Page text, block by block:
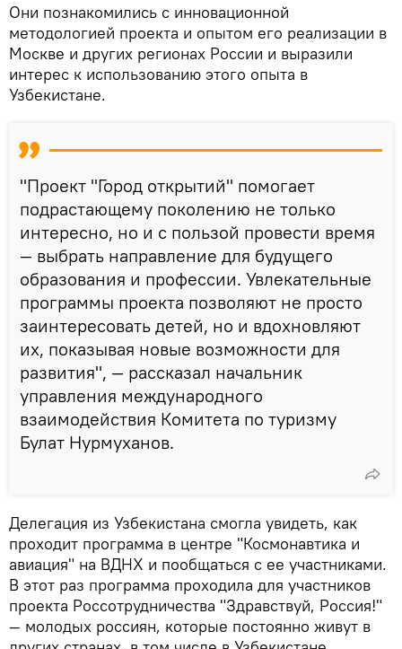
Они познакомились с инновационной
методологией проекта и опытом его реализации в
Москве и других регионах России и выразили
интерес к использованию этого опыта в
Узбекистане.
"Проект "Город открытий" помогает
подрастающему поколению не только
интересно, но и с пользой провести время
— выбрать направление для будущего
образования и профессии. Увлекательные
программы проекта позволяют не просто
заинтересовать детей, но и вдохновляют
их, показывая новые возможности для
развития", — рассказал начальник
управления международного
взаимодействия Комитета по туризму
Булат Нурмуханов.
Делегация из Узбекистана смогла увидеть, как
проходит программа в центре "Космонавтика и
авиация" на ВДНХ и пообщаться с ее участниками.
В этот раз программа проходила для участников
проекта Россотрудничества "Здравствуй, Россия!"
— молодых россиян, которые постоянно живут в